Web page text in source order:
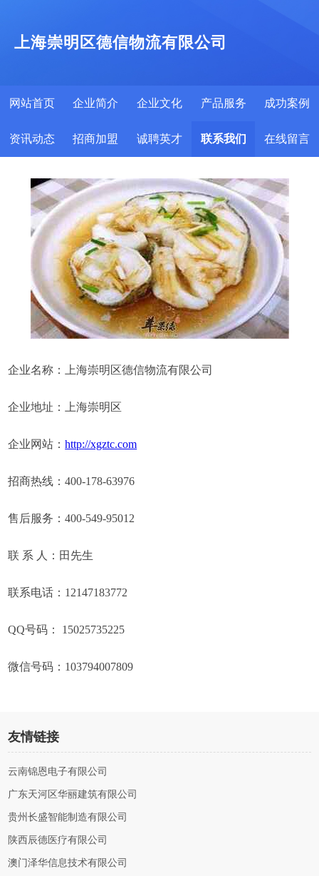
上海崇明区德信物流有限公司
网站首页 企业简介 企业文化 产品服务 成功案例
资讯动态 招商加盟 诚聘英才 联系我们 在线留言
企业名称：上海崇明区德信物流有限公司
企业地址：上海崇明区
企业网站：http://xgztc.com
招商热线：400-178-63976
售后服务：400-549-95012
联 系 人：田先生
联系电话：12147183772
QQ号码： 15025735225
微信号码：103794007809
友情链接
云南锦恩电子有限公司
广东天河区华丽建筑有限公司
贵州长盛智能制造有限公司
陕西辰德医疗有限公司
澳门泽华信息技术有限公司